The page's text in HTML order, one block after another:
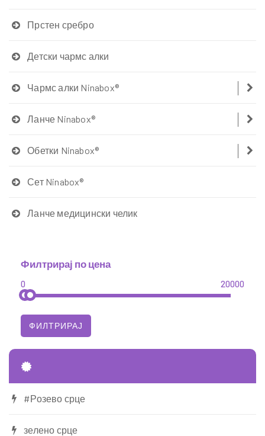
Прстен сребро
Детски чармс алки
Чармс алки Ninabox®
Ланче Ninabox®
Обетки Ninabox®
Сет Ninabox®
Ланче медицински челик
Филтрирај по цена
0 20000
#Розево срце
зелено срце